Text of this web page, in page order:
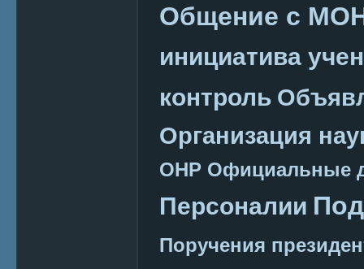
Общение с
инициатива
контроль
Организация
ОНР Официальные
Персоналии
Поручения